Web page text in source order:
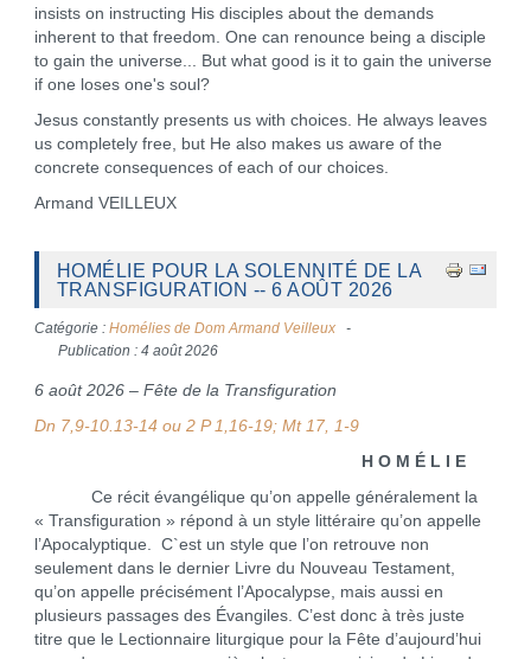
insists on instructing His disciples about the demands
inherent to that freedom. One can renounce being a disciple
to gain the universe... But what good is it to gain the universe
if one loses one's soul?
Jesus constantly presents us with choices. He always leaves
us completely free, but He also makes us aware of the
concrete consequences of each of our choices.
Armand VEILLEUX
HOMÉLIE POUR LA SOLENNITÉ DE LA
TRANSFIGURATION -- 6 AOÛT 2026
Catégorie : Homélies de Dom Armand Veilleux
Publication : 4 août 2026
6 août 2026 – Fête de la Transfiguration
Dn 7,9-10.13-14 ou 2 P 1,16-19; Mt 17, 1-9
H O M É L I E
Ce récit évangélique qu’on appelle généralement la
« Transfiguration » répond à un style littéraire qu’on appelle
l’Apocalyptique. C`est un style que l’on retrouve non
seulement dans le dernier Livre du Nouveau Testament,
qu’on appelle précisément l’Apocalypse, mais aussi en
plusieurs passages des Évangiles. C’est donc à très juste
titre que le Lectionnaire liturgique pour la Fête d’aujourd’hui